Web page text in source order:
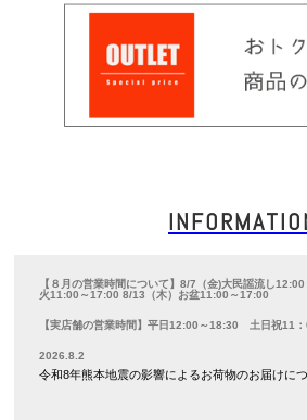
【８月の営業時間について】8/7（金)大民謡流し
火11:00～17:00 8/13（木）お盆11:00～17:00
【実店舗の営業時間】平日12:00～18:30 土日祝11
2026.8.2
令和8年熊本地震の影響によるお荷物のお届けに